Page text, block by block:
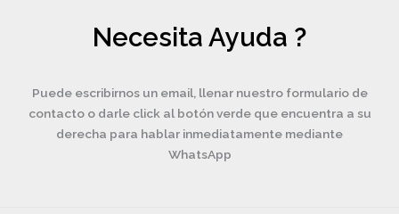
Necesita Ayuda ?
Puede escribirnos un email, llenar nuestro formulario de
contacto o darle click al botón verde que encuentra a su
derecha para hablar inmediatamente mediante
WhatsApp